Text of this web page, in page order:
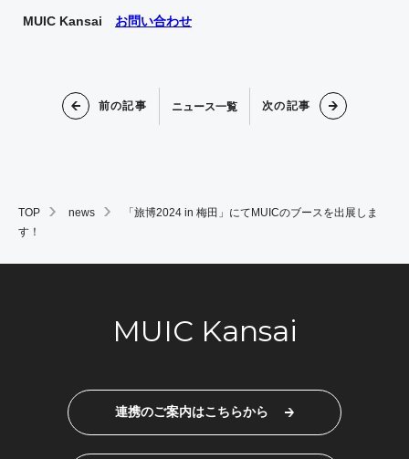
TOP news
「旅博2024 in 梅田」にてMUICのブースを出展しま
す！
MUIC Kansai お問い合わせ
前の記事 ニュース一覧 次の記事
MUIC Kansai
連携のご案内はこちらから